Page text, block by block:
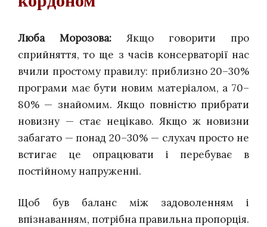
Люба Морозова: Якщо говорити про
сприйняття, то ще з часів консерваторії нас
вчили простому правилу: приблизно 20–30%
програми має бути новим матеріалом, а 70–
80% — знайомим. Якщо повністю прибрати
новизну — стає нецікаво. Якщо ж новизни
забагато — понад 20–30% — слухач просто не
встигає це опрацювати і перебуває в
постійному напруженні.
Щоб був баланс між задоволенням і
впізнаванням, потрібна правильна пропорція.